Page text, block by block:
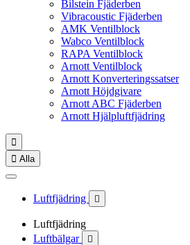
Bilstein Fjäderben
Vibracoustic Fjäderben
AMK Ventilblock
Wabco Ventilblock
RAPA Ventilblock
Arnott Ventilblock
Arnott Konverteringssatser
Arnott Höjdgivare
Arnott ABC Fjäderben
Arnott Hjälpluftfjädring

 Alla
Luftfjädring 
Luftfjädring
Luftbälgar
